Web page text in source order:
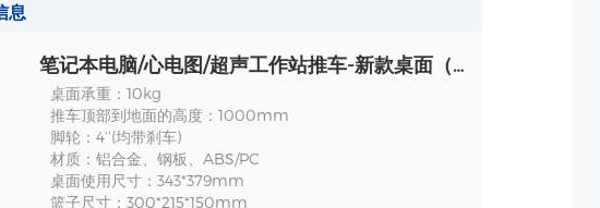
息
笔记本电脑/心电图/超声工作站推车-新款桌面（含定位垫）TR700-XXX 规格
桌面承重：10kg
推车顶部到地面的高度：1000mm
脚轮：4‘’(均带刹车)
材质：铝合金、钢板、ABS/PC
桌面使用尺寸：343*379mm
篮子尺寸：300*215*150mm